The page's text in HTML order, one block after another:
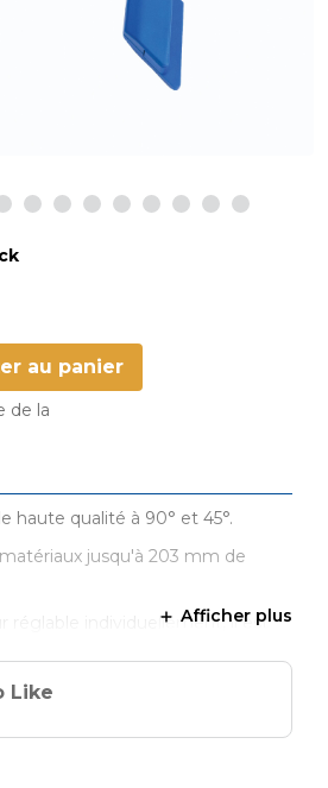
au panier
de la
haute qualité à 90° et 45°.
jusqu'à 203 mm de
réglable individuellement, il est
automatiquement en arrière
Afficher plus
Like